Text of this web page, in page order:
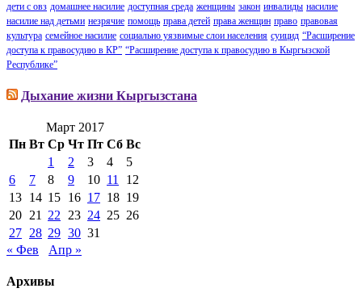
дети с овз домашнее насилие доступная среда женщины закон инвалиды насилие
насилие над детьми незрячие помощь права детей права женщин право правовая
культура семейное насилие социально уязвимые слои населения суицид “Расширение
доступа к правосудию в КР” “Расширение доступа к правосудию в Кыргызской
Республике”
Дыхание жизни Кыргызстана
Март 2017
Пн Вт Ср Чт Пт Сб Вс
1
2 3 4
5
6
7 8 9 10 11
12
13 14 15 16 17 18 19
20 21 22 23 24 25 26
27 28 29 30 31
« Фев
Апр »
Архивы